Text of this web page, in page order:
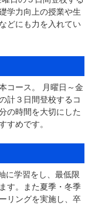
学力向上の授業や生
どにも力を入れてい
コース。 月曜日～金
計３日間登校するコ
の時間を大切にした
すめです。
に学習をし、最低限
す。また夏季・冬季
リングを実施し、卒